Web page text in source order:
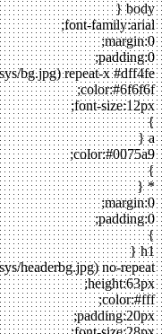
body {
font-family:arial;
margin:0;
padding:0;
bg.jpg) repeat-x #dff4fe;
color:#6f6f6f;
font-size:12px;
}
a {
color:#0075a9;
}
* {
margin:0;
padding:0;
}
h1 {
headerbg.jpg) no-repeat;
height:63px;
color:#fff;
padding:20px;